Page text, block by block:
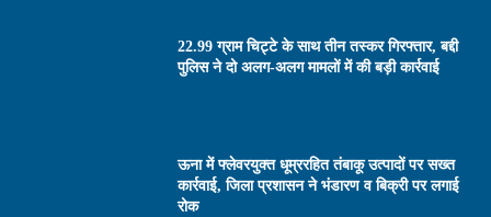
22.99 ग्राम चिट्टे के साथ तीन तस्कर गिरफ्तार, बद्दी
पुलिस ने दो अलग-अलग मामलों में की बड़ी कार्रवाई
ऊना में फ्लेवरयुक्त धूम्ररहित तंबाकू उत्पादों पर सख्त
कार्रवाई, जिला प्रशासन ने भंडारण व बिक्री पर लगाई
रोक